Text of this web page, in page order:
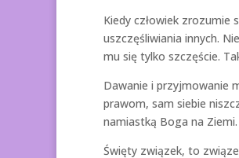
Kiedy człowiek zrozumie
uszczęśliwiania innych.
mu się tylko szczęście.
Dawanie i przyjmowanie
prawom, sam siebie
namiastką Boga na Ziemi.
Święty związek, to